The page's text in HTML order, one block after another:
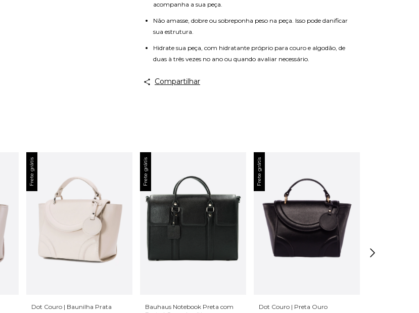
acompanha a sua peça.
Não amasse, dobre ou sobreponha peso na peça. Isso pode danificar
sua estrutura.
Hidrate sua peça, com hidratante próprio para couro e algodão, de
duas à três vezes no ano ou quando avaliar necessário.
Compartilhar
Frete grátis
Dot Couro | Baunilha Prata
Frete grátis
Bauhaus Notebook Preta com
Frete grátis
Dot Couro | Preta Ouro